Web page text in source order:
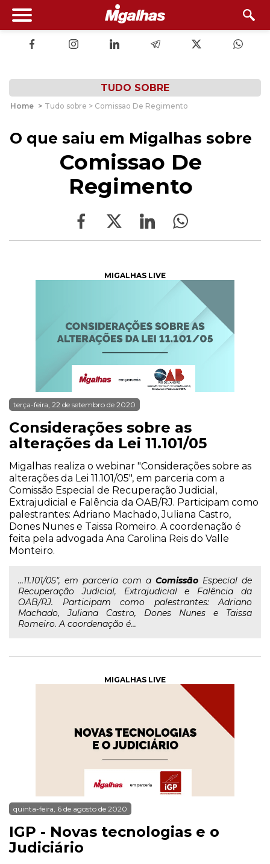
TUDO SOBRE
Home > Tudo sobre > Comissao De Regimento
O que saiu em Migalhas sobre
Comissao De
Regimento
MIGALHAS LIVE
terça-feira, 22 de setembro de 2020
Considerações sobre as
alterações da Lei 11.101/05
Migalhas realiza o webinar "Considerações sobre as
alterações da Lei 11.101/05", em parceria com a
Comissão Especial de Recuperação Judicial,
Extrajudicial e Falência da OAB/RJ. Participam como
palestrantes: Adriano Machado, Juliana Castro,
Dones Nunes e Taissa Romeiro. A coordenação é
feita pela advogada Ana Carolina Reis do Valle
Monteiro.
...11.101/05", em parceria com a Comissão Especial de
Recuperação Judicial, Extrajudicial e Falência da
OAB/RJ. Participam como palestrantes: Adriano
Machado, Juliana Castro, Dones Nunes e Taissa
Romeiro. A coordenação é...
MIGALHAS LIVE
quinta-feira, 6 de agosto de 2020
IGP - Novas tecnologias e o
Judiciário